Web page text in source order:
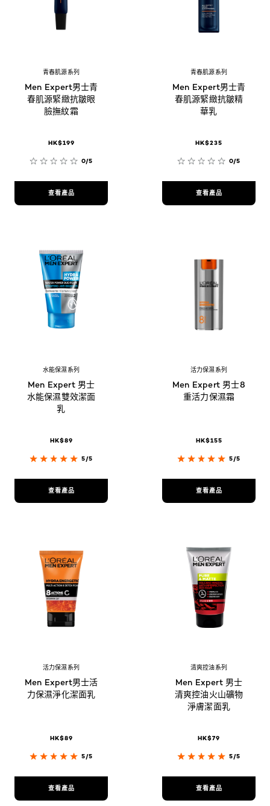
青春肌源系列
Men Expert男士青
春肌源緊緻抗皺眼
臉撫紋霜
HK$199
0/5
查看產品
青春肌源系列
Men Expert男士青
春肌源緊緻抗皺精
華乳
HK$235
0/5
查看產品
水能保濕系列
Men Expert 男士
水能保濕雙效潔面
乳
HK$89
5/5
查看產品
活力保濕系列
Men Expert 男士8
重活力保濕霜
HK$155
5/5
查看產品
活力保濕系列
Men Expert男士活
力保濕淨化潔面乳
HK$89
5/5
查看產品
清爽控油系列
Men Expert 男士
清爽控油火山礦物
淨膚潔面乳
HK$79
5/5
查看產品